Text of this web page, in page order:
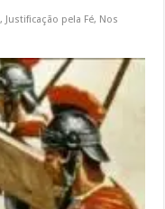
, Justificação pela Fé, Nos